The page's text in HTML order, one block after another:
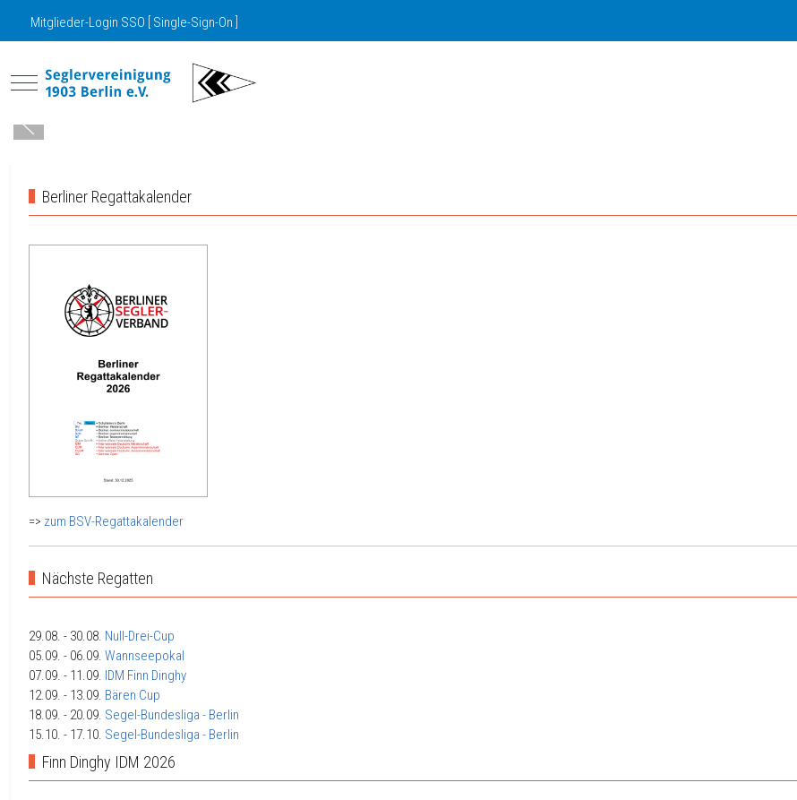
Mitglieder-Login SSO [ Single-Sign-On ]
Mobile Menu Toggle
Berliner Regattakalender
=> zum BSV-Regattakalender
Nächste Regatten
29.08. - 30.08. Null-Drei-Cup
05.09. - 06.09. Wannseepokal
07.09. - 11.09. IDM Finn Dinghy
12.09. - 13.09. Bären Cup
18.09. - 20.09. Segel-Bundesliga - Berlin
15.10. - 17.10. Segel-Bundesliga - Berlin
Finn Dinghy IDM 2026